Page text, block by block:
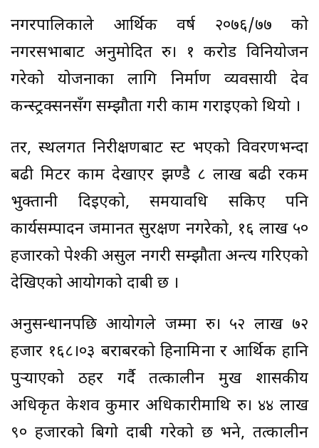
नगरपालिकाले आर्थिक वर्ष २०७६/७७ को
नगरसभाबाट अनुमोदित रु। १ करोड विनियोजन
गरेको योजनाका लागि निर्माण व्यवसायी देव
कन्स्ट्रक्सनसँग सम्झौता गरी काम गराइएको थियो ।
तर, स्थलगत निरीक्षणबाट प्रस्ट भएको विवरणभन्दा
बढी मिटर काम देखाएर झण्डै ८ लाख बढी रकम
भुक्तानी दिइएको, समयावधि सकिए पनि
कार्यसम्पादन जमानत सुरक्षण नगरेको, १६ लाख ५०
हजारको पेश्की असुल नगरी सम्झौता अन्त्य गरिएको
देखिएको आयोगको दाबी छ ।
अनुसन्धानपछि आयोगले जम्मा रु। ५२ लाख ७२
हजार १६८।०३ बराबरको हिनामिना र आर्थिक हानि
पुर्‍याएको ठहर गर्दै तत्कालीन प्रमुख प्रशासकीय
अधिकृत केशव कुमार अधिकारीमाथि रु। ४४ लाख
९० हजारको बिगो दाबी गरेको छ भने, तत्कालीन